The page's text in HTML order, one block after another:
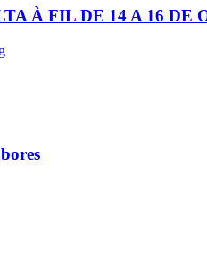
À FIL DE 14 A 16 DE